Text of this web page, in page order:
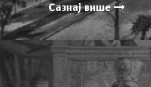
Сазнај више